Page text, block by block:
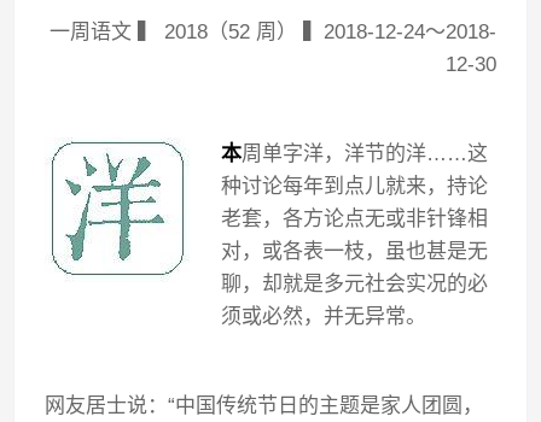
一周语文 ▍ 2018（52 周） ▍2018-12-24～2018-
12-30
本周单字洋，洋节的洋……这
种讨论每年到点儿就来，持论
老套，各方论点无或非针锋相
对，或各表一枝，虽也甚是无
聊，却就是多元社会实况的必
须或必然，并无异常。
网友居士说：“中国传统节日的主题是家人团圆，